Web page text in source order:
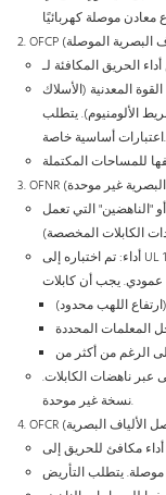
المعدنية (الأسلاك
الألومنيوم). يتطلب
اعتبارات أساسية خاصة.
"الناهضين" التي تعمل
أداء: تم اختباره إلى UL 1666 (اختبار اللهب الناهض). يستخدم هذا الاختبار مصدرًا
عبر ناهضات الكابلات.
نسخة غير موحدة.